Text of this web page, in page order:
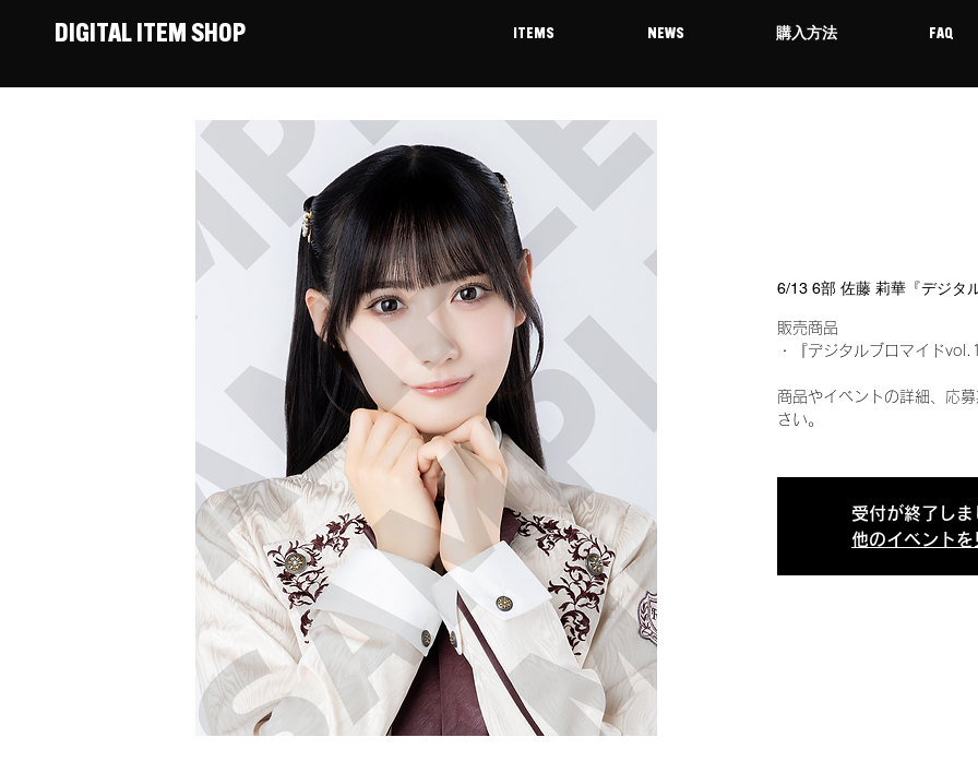
DIGITAL ITEM SHOP ITEMS NEWS 購入方法 FAQ
6/13 6部 佐藤 莉華『デジタ
販売商品
・『デジタルブロマイド
商品やイベントの詳細、応
さい。
受付が終了しま
他のイベントを